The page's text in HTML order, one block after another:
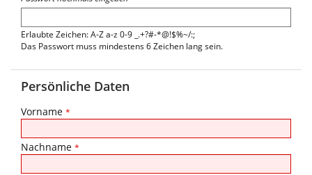
Erlaubte Zeichen: A-Z a-z 0-9 _.+?#-*@!$%~/:;
Das Passwort muss mindestens 6 Zeichen lang sein.
Persönliche Daten
Vorname *
Nachname *